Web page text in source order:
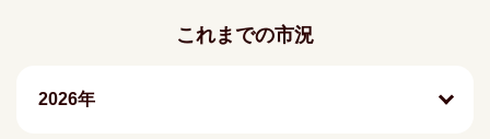
これまでの市況
2026年